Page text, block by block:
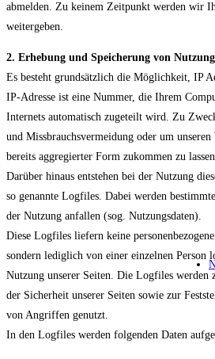
abmelden. Zu keinem Zeitpunkt werden wir
weitergeben.
2. Erhebung und Speicherung von
Es besteht grundsätzlich die Möglichkeit, IP
IP-Adresse ist eine Nummer, die Ihrem
Internets automatisch zugeteilt wird. Zu
und Missbrauchsvermeidung oder um
bereits aggregierter Form zukommen zu
Darüber hinaus entstehen bei der Nutzung
so genannte Logfiles. Dabei werden
der Nutzung anfallen (sog. Nutzungsdaten).
Diese Logfiles liefern keine
sondern lediglich von einer einzelnen Person
Nutzung unserer Seiten. Die Logfiles werden
der Sicherheit unserer Seiten sowie zur
von Angriffen genutzt.
In den Logfiles werden folgenden Daten